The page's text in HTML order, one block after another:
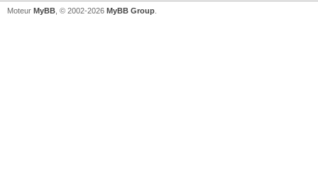
Moteur MyBB , © 2002-2026 MyBB Group